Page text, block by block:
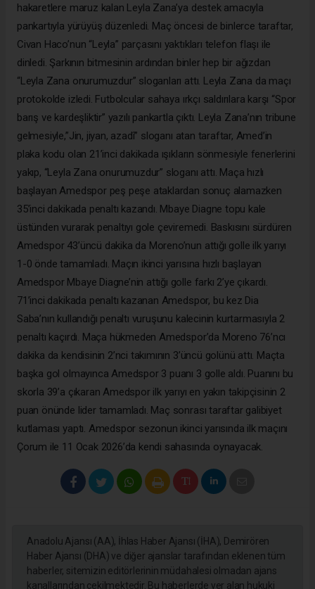
hakaretlere maruz kalan Leyla Zana’ya destek amacıyla
pankartıyla yürüyüş düzenledi. Maç öncesi de binlerce taraftar,
Civan Haco’nun “Leyla” parçasını yaktıkları telefon flaşı ile
dinledi. Şarkının bitmesinin ardından binler hep bir ağızdan
“Leyla Zana onurumuzdur” sloganları attı. Leyla Zana da maçı
protokolde izledi. Futbolcular sahaya ırkçı saldırılara karşı “Spor
barış ve kardeşliktir” yazılı pankartla çıktı. Leyla Zana’nın tribune
gelmesiyle,”Jin, jiyan, azadî” sloganı atan taraftar, Amed’in
plaka kodu olan 21’inci dakikada ışıkların sönmesiyle fenerlerini
yakıp, “Leyla Zana onurumuzdur” sloganı attı. Maça hızlı
başlayan Amedspor peş peşe ataklardan sonuç alamazken
35’inci dakikada penaltı kazandı. Mbaye Diagne topu kale
üstünden vurarak penaltıyı gole çeviremedi. Baskısını sürdüren
Amedspor 43’üncü dakika da Moreno’nun attığı golle ilk yarıyı
1-0 önde tamamladı. Maçın ikinci yarısına hızlı başlayan
Amedspor Mbaye Diagne’nin attığı golle farkı 2’ye çıkardı.
71’inci dakikada penaltı kazanan Amedspor, bu kez Dia
Saba’nın kullandığı penaltı vuruşunu kalecinin kurtarmasıyla 2
penaltı kaçırdı. Maça hükmeden Amedspor’da Moreno 76’ncı
dakika da kendisinin 2’nci takımının 3’üncü golünü attı. Maçta
başka gol olmayınca Amedspor 3 puanı 3 golle aldı. Puanını bu
skorla 39’a çıkaran Amedspor ilk yarıyı en yakın takipçisinin 2
puan önünde lider tamamladı. Maç sonrası taraftar galibiyet
kutlaması yaptı. Amedspor sezonun ikinci yarısında ilk maçını
Çorum ile 11 Ocak 2026’da kendi sahasında oynayacak.
Anadolu Ajansı (AA), İhlas Haber Ajansı (İHA), Demirören
Haber Ajansı (DHA) ve diğer ajanslar tarafından eklenen tüm
haberler, sitemizin editörlerinin müdahalesi olmadan ajans
kanallarından çekilmektedir. Bu haberlerde yer alan hukuki